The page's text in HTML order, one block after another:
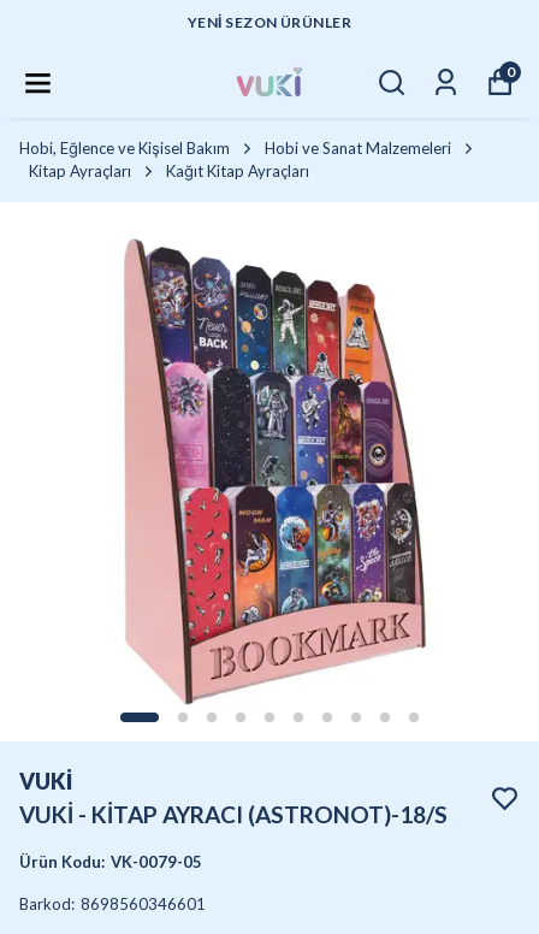
YENI SEZON ÜRÜNLER
0
Hobi, Eğlence ve Kişisel Bakım
Hobi ve Sanat Malzemeleri
Kitap Ayraçları
Kağıt Kitap Ayraçları
VUKİ
VUKİ - KİTAP AYRACI (ASTRONOT)-18/S
Ürün Kodu: VK-0079-05
Barkod: 8698560346601